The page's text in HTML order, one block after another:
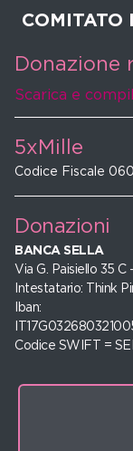
COMITATO
Donazione
Scarica e
5xMille
Codice Fiscale
Donazioni
BANCA SELLA
Via G. Paisiello 35
Intestatario: Think
Iban:
Codice SWIFT =